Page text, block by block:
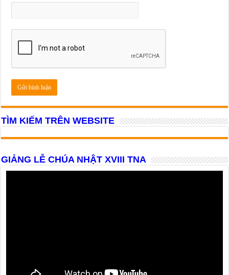
TÌM KIẾM TRÊN WEBSITE
GIẢNG LỄ CHÚA NHẬT XVIII TNA